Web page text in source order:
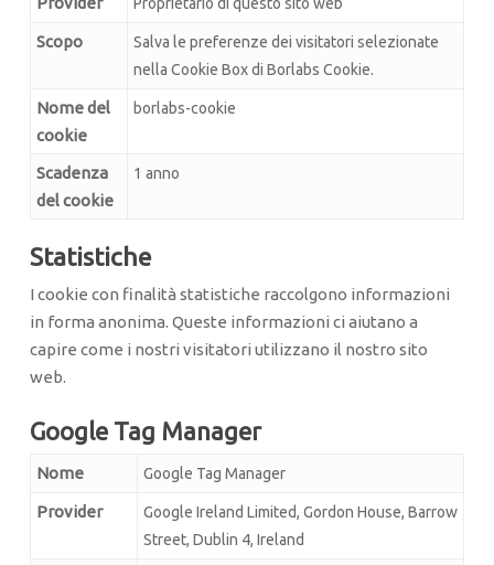
Scopo
Salva le preferenze dei visitatori selezionate
nella Cookie Box di Borlabs Cookie.
Nome del
cookie
borlabs-cookie
Scadenza
del cookie
1 anno
Statistiche
I cookie con finalità statistiche raccolgono informazioni
in forma anonima. Queste informazioni ci aiutano a
capire come i nostri visitatori utilizzano il nostro sito
web.
Google Tag Manager
Nome Google Tag Manager
Provider
Google Ireland Limited, Gordon House, Barrow
Street, Dublin 4, Ireland